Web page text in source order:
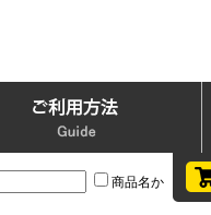
商品名か